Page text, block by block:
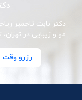
دکتر نابت تاجمیر
مو و زیبایی در
رزرو وقت